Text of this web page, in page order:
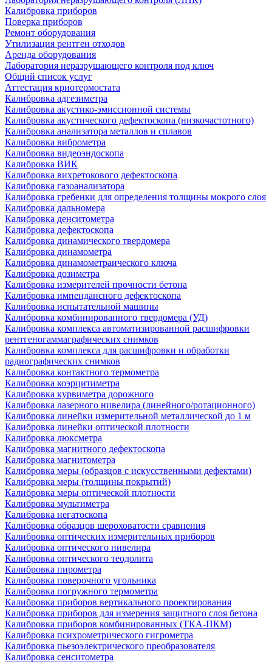
Калибровка приборов
Поверка приборов
Ремонт оборудования
Утилизация рентген отходов
Аренда оборудования
Лаборатория неразрушающего контроля под ключ
Общий список услуг
Аттестация криотермостата
Калибровка адгезиметра
Калибровка акустико-эмиссионной системы
Калибровка акустического дефектоскопа (низкочастотного)
Калибровка анализатора металлов и сплавов
Калибровка виброметра
Калибровка видеоэндоскопа
Калибровка ВИК
Калибровка вихретокового дефектоскопа
Калибровка газоанализатора
Калибровка гребенки для определения толщины мокрого слоя
Калибровка дальномера
Калибровка денситометра
Калибровка дефектоскопа
Калибровка динамического твердомера
Калибровка динамометра
Калибровка динамометраического ключа
Калибровка дозиметра
Калибровка измерителей прочности бетона
Калибровка импендансного дефектоскопа
Калибровка испытательной машины
Калибровка комбинированного твердомера (УД)
Калибровка комплекса автоматизированной расшифровки
рентгеногаммаграфических снимков
Калибровка комплекса для расшифровки и обработки
радиографических снимков
Калибровка контактного термометра
Калибровка коэрцитиметра
Калибровка курвиметра дорожного
Калибровка лазерного нивелира (линейного/ротационного)
Калибровка линейки измерительной металлической до 1 м
Калибровка линейки оптической плотности
Калибровка люксметра
Калибровка магнитного дефектоскопа
Калибровка магнитометра
Калибровка меры (образцов с искусственными дефектами)
Калибровка меры (толщины покрытий)
Калибровка меры оптической плотности
Калибровка мультиметра
Калибровка негатоскопа
Калибровка образцов шероховатости сравнения
Калибровка оптических измерительных приборов
Калибровка оптического нивелира
Калибровка оптического теодолита
Калибровка пирометра
Калибровка поверочного угольника
Калибровка погружного термометра
Калибровка приборов вертикального проектирования
Калибровка приборов для измерения защитного слоя бетона
Калибровка приборов комбинированных (ТКА-ПКМ)
Калибровка психрометрического гигрометра
Калибровка пьезоэлектрического преобразователя
Калибровка сенситометра